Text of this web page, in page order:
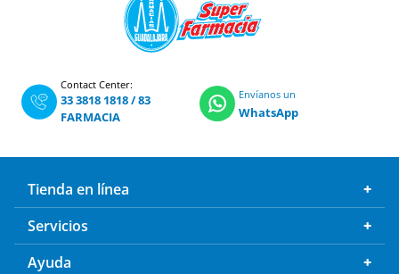
Contact Center:
33 3818 1818/83
FARMACIA
Envíanos un
WhatsApp
Tienda en línea
Servicios
Ayuda